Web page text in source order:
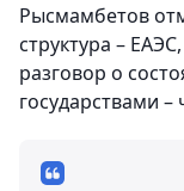
Рысмамбетов
структура –
разговор о
государствами